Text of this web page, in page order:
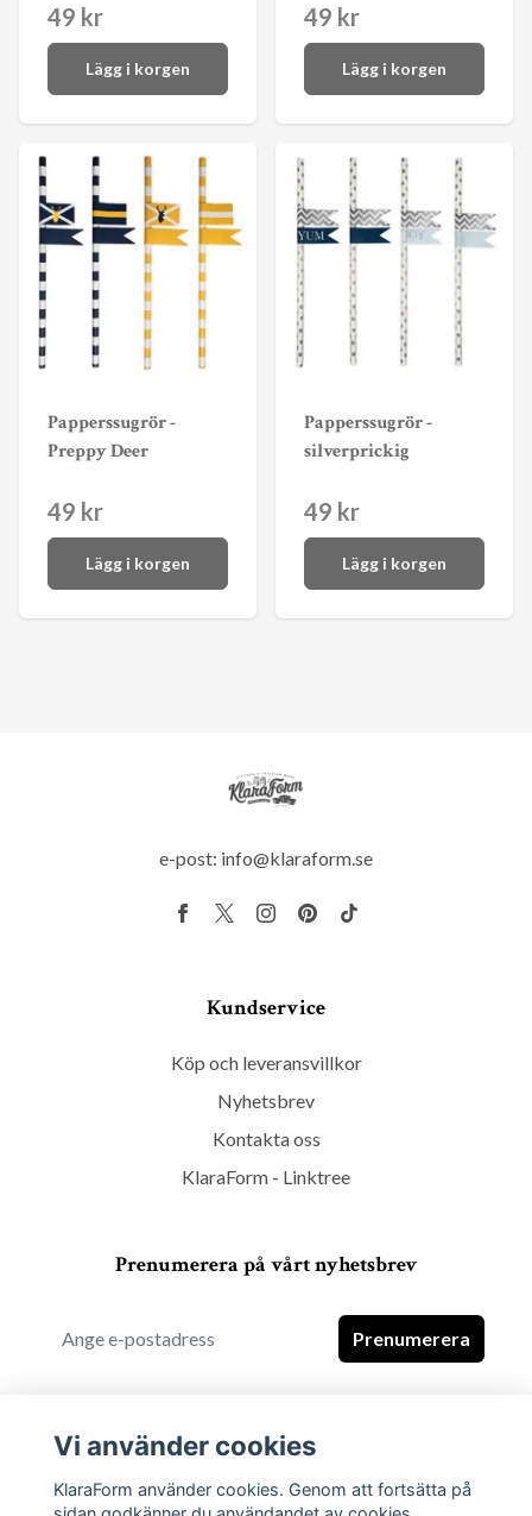
49 kr
Lägg i korgen
49 kr
Lägg i korgen
Papperssugrör -
Preppy Deer
49 kr
Lägg i korgen
Papperssugrör -
silverprickig
49 kr
Lägg i korgen
e-post: info@klaraform.se
Kundservice
Köp och leveransvillkor
Nyhetsbrev
Kontakta oss
KlaraForm - Linktree
Prenumerera på vårt nyhetsbrev
Prenumerera
Vi använder cookies
KlaraForm använder cookies. Genom att fortsätta på